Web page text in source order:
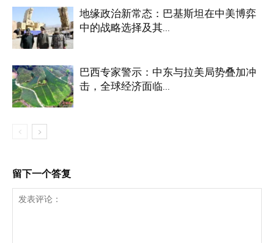
地缘政治新常态：巴基斯坦在中美博弈
中的战略选择及其...
巴西专家警示：中东与拉美局势叠加冲
击，全球经济面临...
留下一个答复